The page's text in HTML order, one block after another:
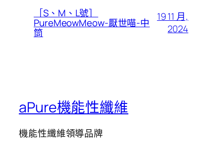
［S、M、L號］
PureMeowMeow-厭世喵-中
筒
19 11 月,
2024
aPure機能性纖維
機能性纖維領導品牌